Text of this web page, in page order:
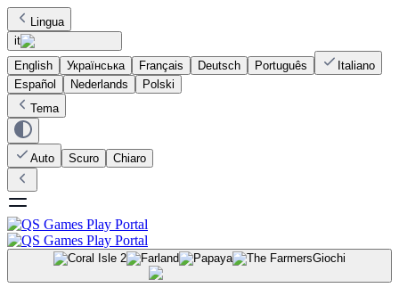
Lingua
it
English
Українська Français Deutsch Português
Italiano
Español
Nederlands
Polski
Tema
Auto Scuro Chiaro
Giochi